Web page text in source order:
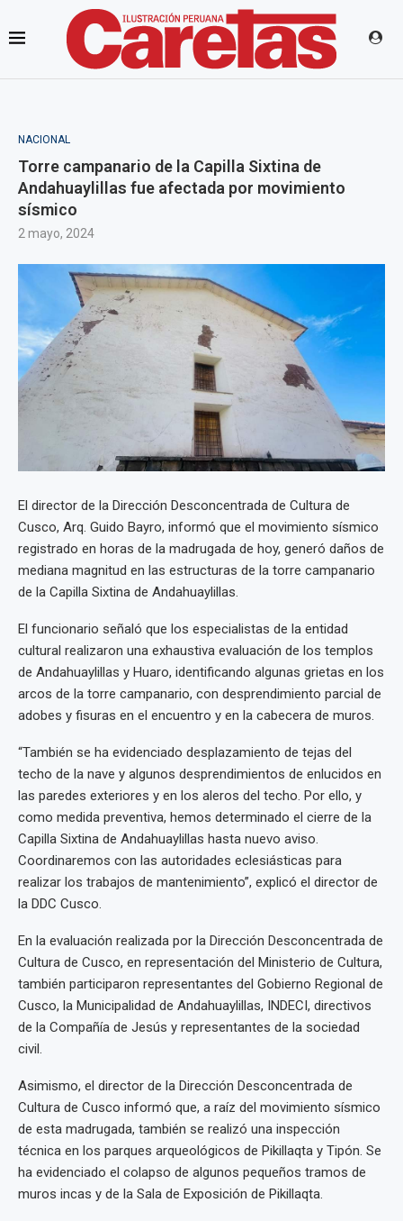
NACIONAL
Torre campanario de la Capilla Sixtina de
Andahuaylillas fue afectada por movimiento
sísmico
2 mayo, 2024
El director de la Dirección Desconcentrada de Cultura de
Cusco, Arq. Guido Bayro, informó que el movimiento sísmico
registrado en horas de la madrugada de hoy, generó daños de
mediana magnitud en las estructuras de la torre campanario
de la Capilla Sixtina de Andahuaylillas.
El funcionario señaló que los especialistas de la entidad
cultural realizaron una exhaustiva evaluación de los templos
de Andahuaylillas y Huaro, identificando algunas grietas en los
arcos de la torre campanario, con desprendimiento parcial de
adobes y fisuras en el encuentro y en la cabecera de muros.
“También se ha evidenciado desplazamiento de tejas del
techo de la nave y algunos desprendimientos de enlucidos en
las paredes exteriores y en los aleros del techo. Por ello, y
como medida preventiva, hemos determinado el cierre de la
Capilla Sixtina de Andahuaylillas hasta nuevo aviso.
Coordinaremos con las autoridades eclesiásticas para
realizar los trabajos de mantenimiento”, explicó el director de
la DDC Cusco.
En la evaluación realizada por la Dirección Desconcentrada de
Cultura de Cusco, en representación del Ministerio de Cultura,
también participaron representantes del Gobierno Regional de
Cusco, la Municipalidad de Andahuaylillas, INDECI, directivos
de la Compañía de Jesús y representantes de la sociedad
civil.
Asimismo, el director de la Dirección Desconcentrada de
Cultura de Cusco informó que, a raíz del movimiento sísmico
de esta madrugada, también se realizó una inspección
técnica en los parques arqueológicos de Pikillaqta y Tipón. Se
ha evidenciado el colapso de algunos pequeños tramos de
muros incas y de la Sala de Exposición de Pikillaqta.